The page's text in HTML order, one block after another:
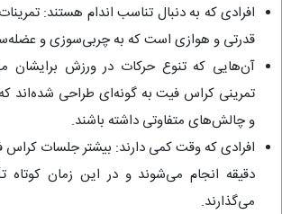
افرادی که به دنبال تناسب اندام هستند:
قدرتی و هوازی است که به چربی‌سوزی و
آن‌هایی که تنوع حرکات در ورزش برایشان
تمرینی کراس فیت به گونه‌ای طراحی شده‌اند
و چالش‌های متفاوتی داشته باشند.
دقیقه انجام می‌شوند و در این زمان کوتاه
می‌گذارند.